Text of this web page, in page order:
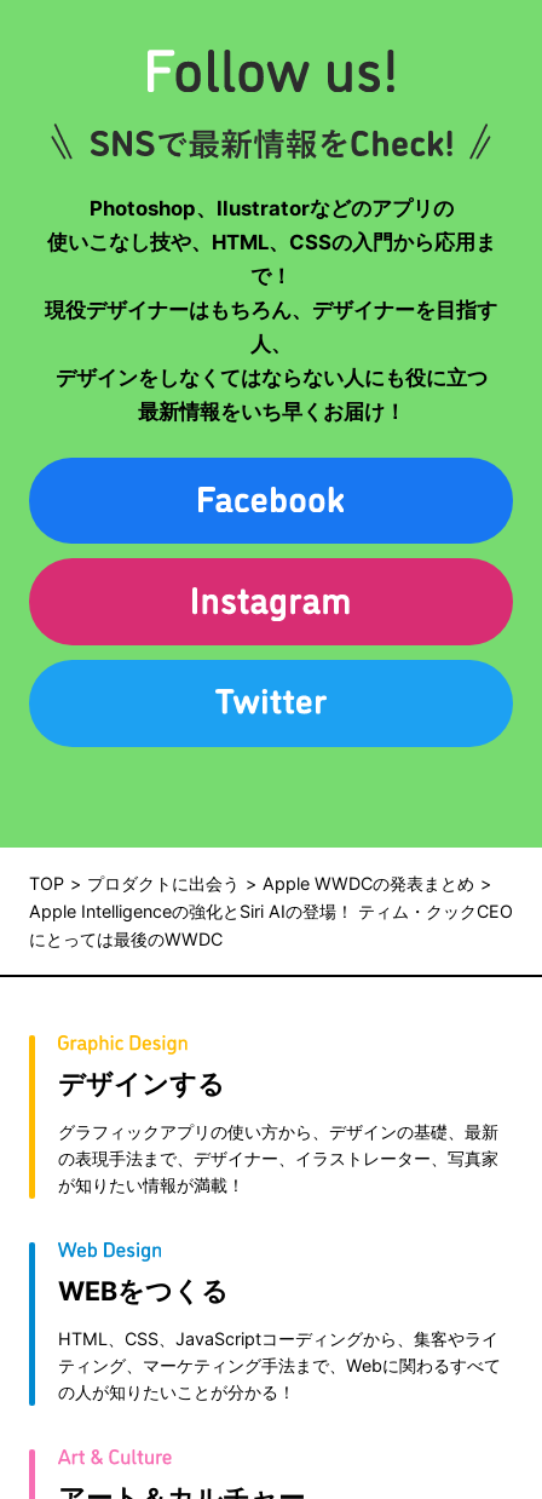
Photoshop、Ilustratorなどのアプリの
使いこなし技や、HTML、CSSの入門から応用ま
で！
現役デザイナーはもちろん、デザイナーを目指す
人、
デザインをしなくてはならない人にも役に立つ
最新情報をいち早くお届け！
TOP プロダクトに出会う
Apple WWDCの発表まとめ
Apple Intelligenceの強化とSiri AIの登場！ ティム・クックCEO
にとっては最後のWWDC
デザインする
グラフィックアプリの使い方から、デザインの基礎、最新
の表現手法まで、デザイナー、イラストレーター、写真家
が知りたい情報が満載！
WEBをつくる
HTML、CSS、JavaScriptコーディングから、集客やライ
ティング、マーケティング手法まで、Webに関わるすべて
の人が知りたいことが分かる！